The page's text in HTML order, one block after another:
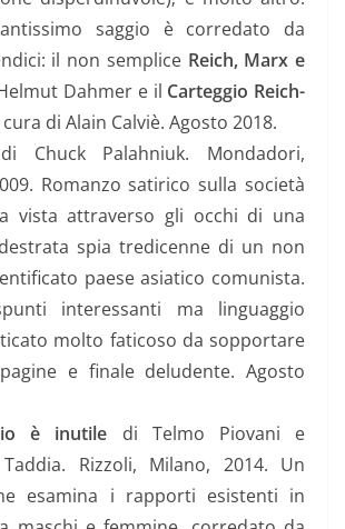
saggio è corredato da
il non semplice Reich, Marx e
Dahmer e il Carteggio Reich-
di Alain Calviè. Agosto 2018.
Chuck Palahniuk. Mondadori,
Romanzo satirico sulla società
vista attraverso gli occhi di una
spia tredicenne di un non
paese asiatico comunista.
interessanti ma linguaggio
molto faticoso da sopportare
e finale deludente. Agosto
è inutile di Telmo Piovani e
Rizzoli, Milano, 2014. Un
esamina i rapporti esistenti in